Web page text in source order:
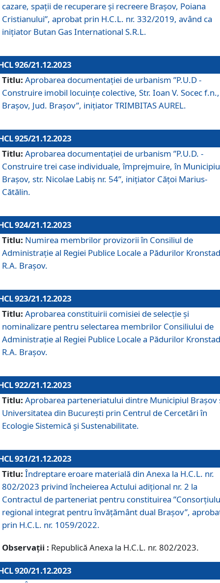
cazare, spații de recuperare și recreere Brașov, Poiana
Cristianului”, aprobat prin H.C.L. nr. 332/2019, având ca
inițiator Butan Gas International S.R.L.
926/21.12.2023
Titlu: Aprobarea documentaţiei de urbanism ”P.U.D -
Construire imobil locuințe colective, Str. Ioan V. Socec f.n.,
Brașov, Jud. Brașov”, inițiator TRIMBITAS AUREL.
925/21.12.2023
Titlu: Aprobarea documentaţiei de urbanism ”P.U.D. -
Construire trei case individuale, împrejmuire, în
Brașov, str. Nicolae Labiș nr. 54”, inițiator Cățoi Marius-
Cătălin.
924/21.12.2023
Titlu: Numirea membrilor provizorii în Consiliul de
Administraţie al Regiei Publice Locale a Pădurilor
R.A. Brașov.
923/21.12.2023
Titlu: Aprobarea constituirii comisiei de selecție și
nominalizare pentru selectarea membrilor Consiliului de
Administrație al Regiei Publice Locale a Pădurilor
R.A. Brașov.
922/21.12.2023
Titlu: Aprobarea parteneriatului dintre Municipiul Brașov
Universitatea din București prin Centrul de Cercetări în
Ecologie Sistemică și Sustenabilitate.
921/21.12.2023
Titlu: Îndreptare eroare materială din Anexa la H.C.L. nr.
802/2023 privind încheierea Actului adițional nr. 2 la
Contractul de parteneriat pentru constituirea
regional integrat pentru învățământ dual Brașov”,
prin H.C.L. nr. 1059/2022.
Observații : Republică Anexa la H.C.L. nr. 802/2023.
920/21.12.2023